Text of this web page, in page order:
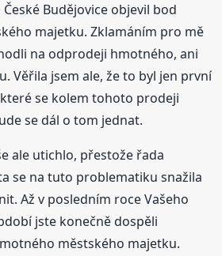
Budějovice objevil bod
majetku. Zklamáním pro mě
na odprodeji hmotného, ani
Věřila jsem ale, že to byl jen první
se kolem tohoto prodeji
se dál o tom jednat.
ale utichlo, přestože řada
se na tuto problematiku snažila
Až v posledním roce Vašeho
jste konečně dospěli
městského majetku.